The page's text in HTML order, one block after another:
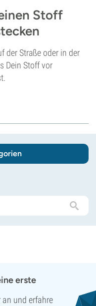
Stoff
der Straße oder in der
Dein Stoff vor
erste
und erfahre